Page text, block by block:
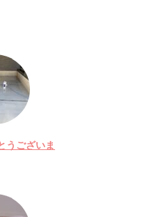
うございま